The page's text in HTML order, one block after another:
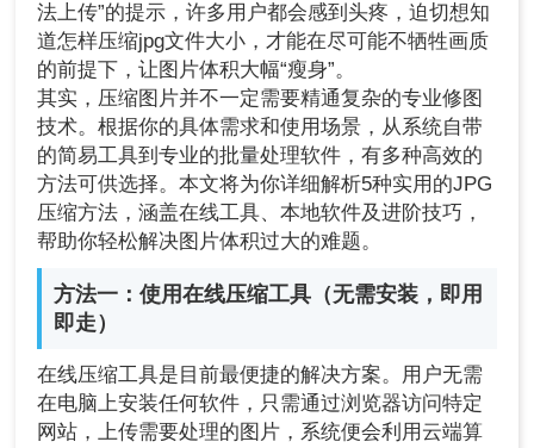
法上传”的提示，许多用户都会感到头疼，迫切想知
道怎样压缩jpg文件大小，才能在尽可能不牺牲画质
的前提下，让图片体积大幅“瘦身”。
其实，压缩图片并不一定需要精通复杂的专业修图
技术。根据你的具体需求和使用场景，从系统自带
的简易工具到专业的批量处理软件，有多种高效的
方法可供选择。本文将为你详细解析5种实用的JPG
压缩方法，涵盖在线工具、本地软件及进阶技巧，
帮助你轻松解决图片体积过大的难题。
方法一：使用在线压缩工具（无需安装，即用
即走）
在线压缩工具是目前最便捷的解决方案。用户无需
在电脑上安装任何软件，只需通过浏览器访问特定
网站，上传需要处理的图片，系统便会利用云端算